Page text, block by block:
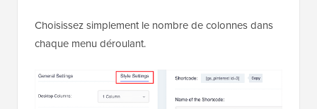
Choisissez simplement le nombre de colonnes dans
chaque menu déroulant.